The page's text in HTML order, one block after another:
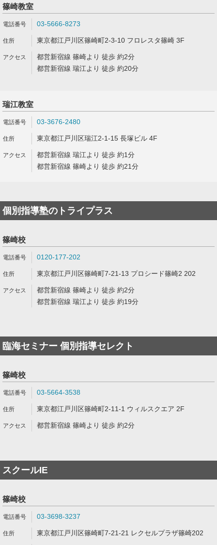
篠崎教室
03-5666-8273
東京都江戸川区篠崎町2-3-10 フロレスタ篠崎 3F
都営新宿線 篠崎より 徒歩 約2分
都営新宿線 瑞江より 徒歩 約20分
瑞江教室
03-3676-2480
東京都江戸川区瑞江2-1-15 長塚ビル 4F
都営新宿線 瑞江より 徒歩 約1分
都営新宿線 篠崎より 徒歩 約21分
個別指導塾のトライプラス
篠崎校
0120-177-202
東京都江戸川区篠崎町7-21-13 プロシード篠崎2 202
都営新宿線 篠崎より 徒歩 約2分
都営新宿線 瑞江より 徒歩 約19分
臨海セミナー 個別指導セレクト
篠崎校
03-5664-3538
東京都江戸川区篠崎町2-11-1 ウィルスクエア 2F
都営新宿線 篠崎より 徒歩 約2分
スクールIE
篠崎校
03-3698-3237
東京都江戸川区篠崎町7-21-21 レクセルプラザ篠崎202